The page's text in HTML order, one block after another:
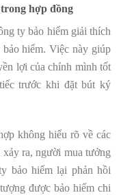
hợp đồng
ty bảo hiểm giải thích
hiểm. Việc này giúp
lợi của chính mình tốt
trước khi đặt bút ký
không hiểu rõ về các
ra, người mua tưởng
bảo hiểm lại phản hồi
được bảo hiểm chi